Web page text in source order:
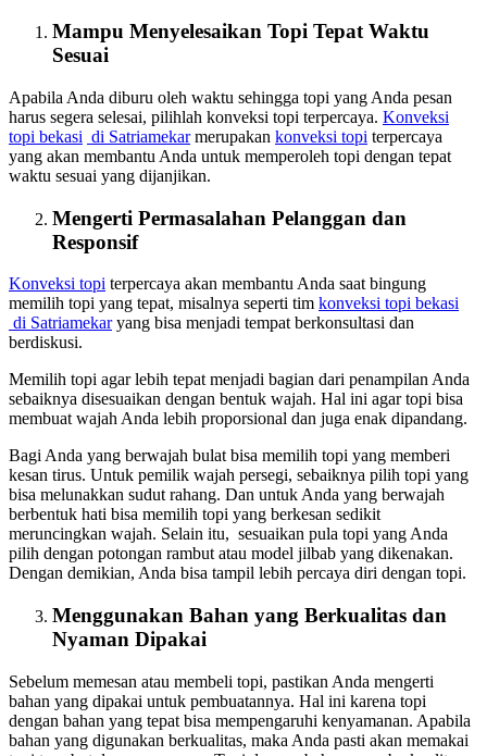
Mampu Menyelesaikan Topi Tepat Waktu
Sesuai
Apabila Anda diburu oleh waktu sehingga topi yang Anda pesan
harus segera selesai, pilihlah konveksi topi terpercaya. Konveksi
topi bekasi di Satriamekarmerupakan konveksi topi terpercaya
yang akan membantu Anda untuk memperoleh topi dengan tepat
waktu sesuai yang dijanjikan.
Mengerti Permasalahan Pelanggan dan
Responsif
Konveksi topi terpercaya akan membantu Anda saat bingung
memilih topi yang tepat, misalnya seperti tim konveksi topi bekasi
di Satriamekaryang bisa menjadi tempat berkonsultasi dan
berdiskusi.
Memilih topi agar lebih tepat menjadi bagian dari penampilan Anda
sebaiknya disesuaikan dengan bentuk wajah. Hal ini agar topi bisa
membuat wajah Anda lebih proporsional dan juga enak dipandang.
Bagi Anda yang berwajah bulat bisa memilih topi yang memberi
kesan tirus. Untuk pemilik wajah persegi, sebaiknya pilih topi yang
bisa melunakkan sudut rahang. Dan untuk Anda yang berwajah
berbentuk hati bisa memilih topi yang berkesan sedikit
meruncingkan wajah. Selain itu, sesuaikan pula topi yang Anda
pilih dengan potongan rambut atau model jilbab yang dikenakan.
Dengan demikian, Anda bisa tampil lebih percaya diri dengan topi.
Menggunakan Bahan yang Berkualitas dan
Nyaman Dipakai
Sebelum memesan atau membeli topi, pastikan Anda mengerti
bahan yang dipakai untuk pembuatannya. Hal ini karena topi
dengan bahan yang tepat bisa mempengaruhi kenyamanan. Apabila
bahan yang digunakan berkualitas, maka Anda pasti akan memakai